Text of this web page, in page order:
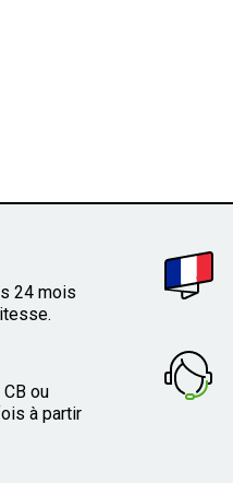
24 mois
ou
à partir